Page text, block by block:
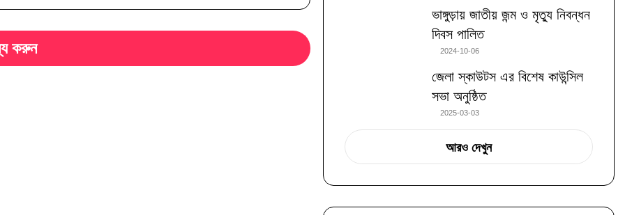
করুন
ভাঙ্গুড়ায় জাতীয় জন্ম ও মৃত্যু নিবন্ধন
দিবস পালিত
2024-10-06
জেলা স্কাউটস এর বিশেষ কাউন্সিল
সভা অনুষ্ঠিত
2025-03-03
আরও দেখুন